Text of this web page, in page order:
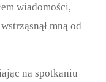
wiadomości,
mną od
na spotkaniu